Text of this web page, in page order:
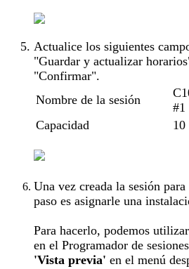
Actualice los siguientes
"Guardar y actualizar
"Confirmar".
Nombre de la sesión
#1
Capacidad
10
Una vez creada la sesión
paso es asignarle una
Para hacerlo, podemos
en el Programador de
'Vista previa' en el menú